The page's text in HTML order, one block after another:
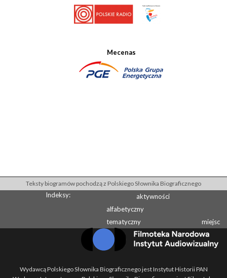
Mecenas
Teksty biogramów pochodzą z Polskiego Słownika Biograficznego
Indeksy:
aktywności
alfabetyczny
tematyczny
miejsc
Wydawcą Polskiego Słownika Biograficznego jest Instytut Historii PAN